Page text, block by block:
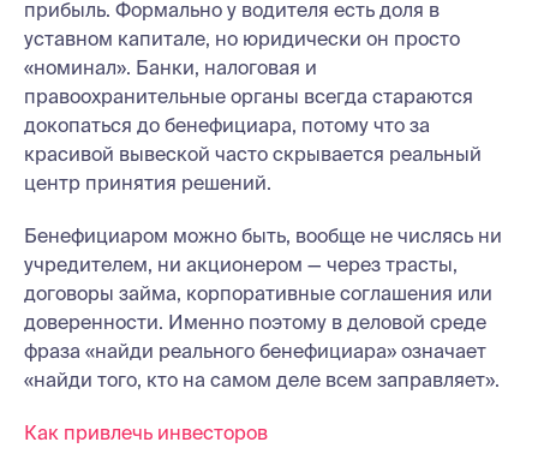
прибыль. Формально у водителя есть доля в
уставном капитале, но юридически он просто
«номинал». Банки, налоговая и
правоохранительные органы всегда стараются
докопаться до бенефициара, потому что за
красивой вывеской часто скрывается реальный
центр принятия решений.
Бенефициаром можно быть, вообще не числясь ни
учредителем, ни акционером — через трасты,
договоры займа, корпоративные соглашения или
доверенности. Именно поэтому в деловой среде
фраза «найди реального бенефициара» означает
«найди того, кто на самом деле всем заправляет».
Как привлечь инвесторов